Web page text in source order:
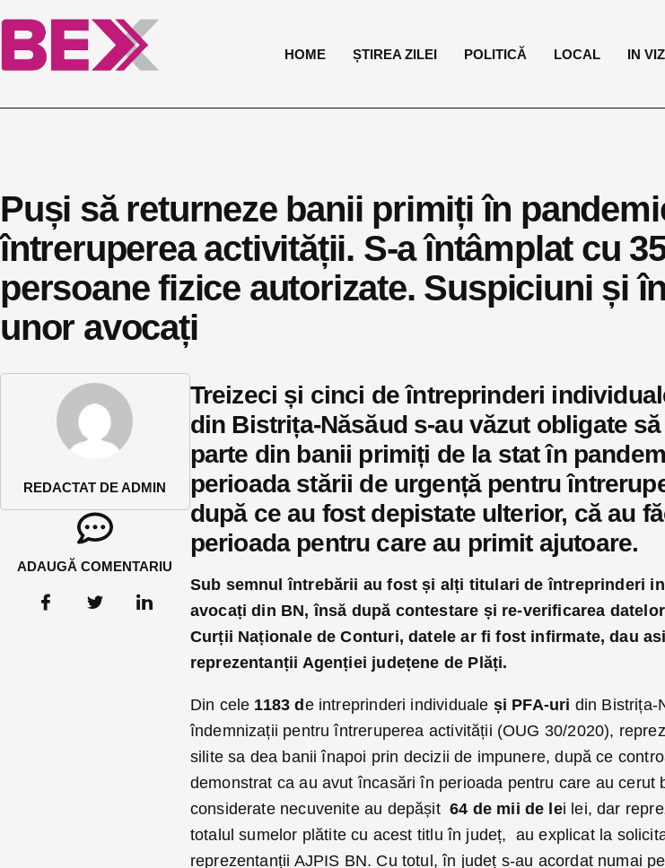
HOME ȘTIREA ZILEI POLITICĂ LOCAL IN
Puși să returneze banii primiți în
întreruperea activității. S-a întâmplat cu
persoane fizice autorizate. Suspiciuni și
unor avocați
REDACTAT DE ADMIN
ADAUGĂ COMENTARIU
Treizeci și cinci de întreprinderi
din Bistrița-Năsăud s-au văzut obligate
parte din banii primiți de la stat în
perioada stării de urgență pentru
după ce au fost depistate ulterior, că au
perioada pentru care au primit ajutoare.
Sub semnul întrebării au fost și alți titulari de întreprinderi
avocați din BN, însă după contestare și re-verificarea
Curții Naționale de Conturi, datele ar fi fost infirmate, dau
reprezentanții Agenției județene de Plăți.
Din cele 1183 d e intreprinderi individuale și PFA-uri din Bistrița-
îndemnizații pentru întreruperea activității (OUG 30/2020),
silite sa dea banii înapoi prin decizii de impunere, după ce
demonstrat ca au avut încasări în perioada pentru care au cerut
considerate necuvenite au depășit 64 de mii de lei lei, dar
totalul sumelor plătite cu acest titlu în județ, au explicat la
reprezentanții AJPIS BN. Cu totul, în județ s-au acordat numai